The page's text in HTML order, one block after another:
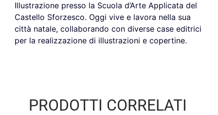
Illustrazione presso la Scuola d’Arte Applicata del
Castello Sforzesco. Oggi vive e lavora nella sua
città natale, collaborando con diverse case editrici
per la realizzazione di illustrazioni e copertine.
PRODOTTI CORRELATI